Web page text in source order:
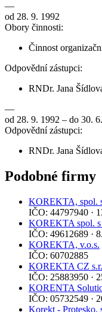
—
od 28. 9. 1992
Obory činnosti:
Činnost
Odpovědní zástupci:
RNDr. Jana
—
od 28. 9. 1992 – do 30.
Odpovědní zástupci:
RNDr. Jana
Podobné firmy
KOREKTA, spol.
IČO: 44797940 ·
KOREKTA spol. s
IČO: 49612689 ·
KOREKTA, v.o.s.
IČO: 60702885
KOREKTA CZ
IČO: 25883950 ·
KORENTA
IČO: 05732549 ·
Korekt -